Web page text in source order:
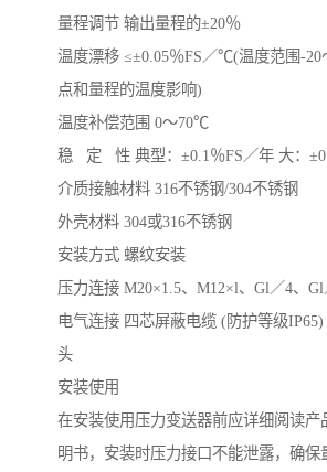
量程调节 输出量程的±20％
温度漂移 ≤±0.05％FS／℃(温度范围-
点和量程的温度影响)
温度补偿范围 0～70℃
稳 定 性 典型：±0.1％FS／年 大：
介质接触材料 316不锈钢/304不锈钢
外壳材料 304或316不锈钢
安装方式 螺纹安装
压力连接 M20×1.5、M12×l、Gl／4、
电气连接 四芯屏蔽电缆 (防护等级
头
安装使用
在安装使用压力变送器前应详细阅读产
明书，安装时压力接口不能泄露，确保